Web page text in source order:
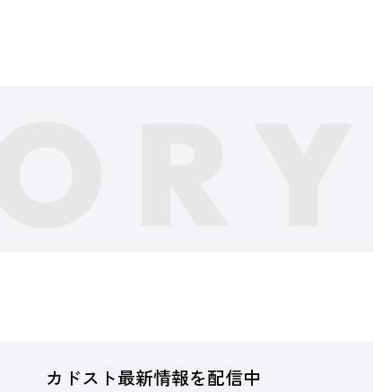
カドスト最新情報を配信中